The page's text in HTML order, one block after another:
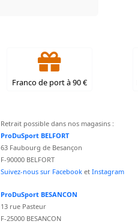
Franco de port à 90 €
Retrait possible dans nos magasins :
ProDuSport BELFORT
63 Faubourg de Besançon
F-90000 BELFORT
Suivez-nous sur Facebook et Instagram
ProDuSport BESANCON
13 rue Pasteur
F-25000 BESANCON